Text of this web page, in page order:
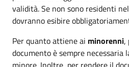
validità. Se non sono residenti
dovranno esibire
Per quanto attiene ai minorenni,
documento è sempre necessaria